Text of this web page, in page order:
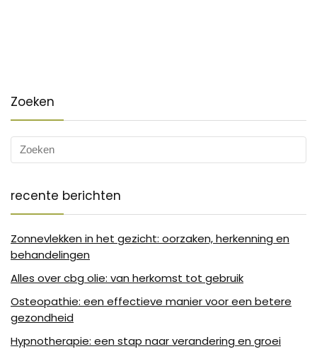
Zoeken
recente berichten
Zonnevlekken in het gezicht: oorzaken, herkenning en
behandelingen
Alles over cbg olie: van herkomst tot gebruik
Osteopathie: een effectieve manier voor een betere
gezondheid
Hypnotherapie: een stap naar verandering en groei